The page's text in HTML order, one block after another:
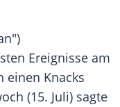
")
Ereignisse am
einen Knacks
(15. Juli) sagte